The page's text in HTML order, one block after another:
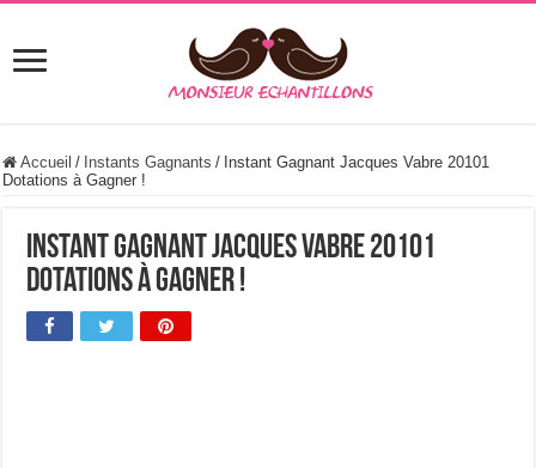
Accueil / Instants Gagnants / Instant Gagnant Jacques Vabre 20101
Dotations à Gagner !
Instant Gagnant Jacques Vabre 20101
Dotations à Gagner !